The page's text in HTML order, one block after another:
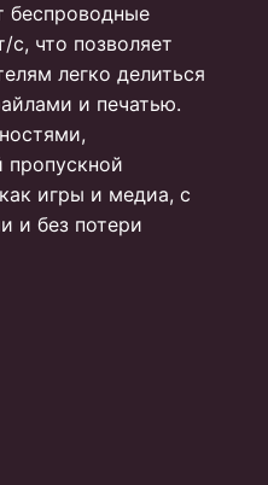
беспроводные
что позволяет
легко делиться
и печатью.
игры и медиа, с
и без потери